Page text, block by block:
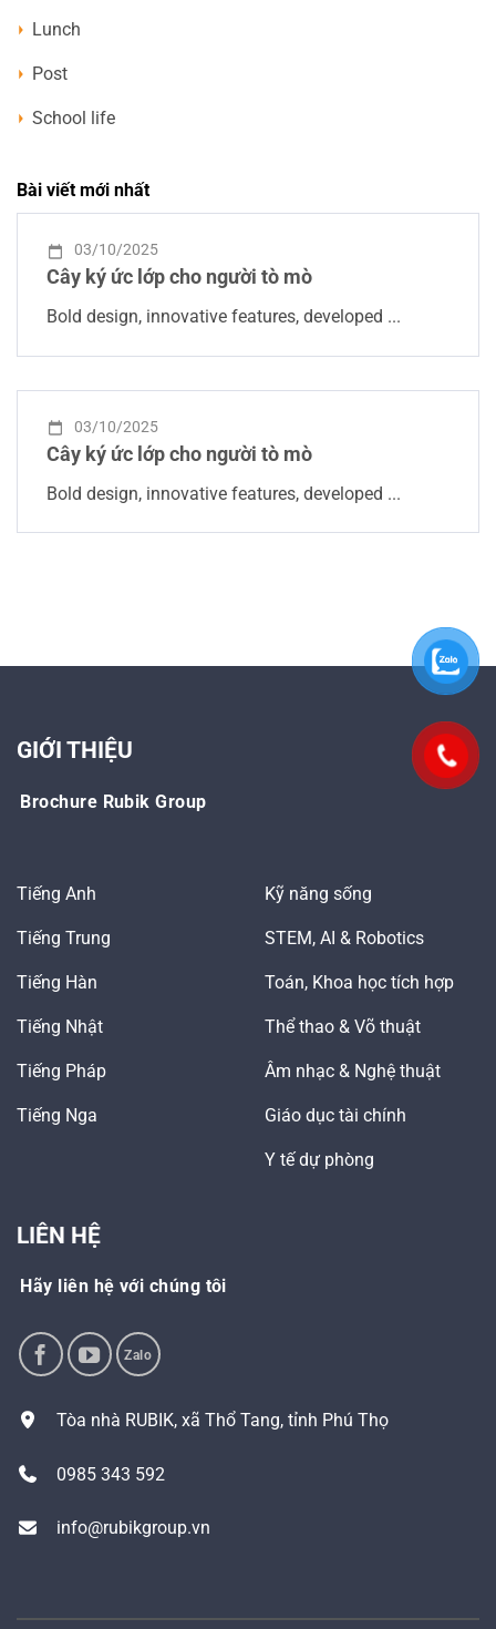
Lunch
Post
School life
Bài viết mới nhất
03/10/2025
Cây ký ức lớp cho người tò mò
Bold design, innovative features, developed ...
03/10/2025
Cây ký ức lớp cho người tò mò
Bold design, innovative features, developed ...
GIỚI THIỆU
Brochure Rubik Group
Tiếng Anh
Tiếng Trung
Tiếng Hàn
Tiếng Nhật
Tiếng Pháp
Tiếng Nga
Kỹ năng sống
STEM, AI & Robotics
Toán, Khoa học tích hợp
Thể thao & Võ thuật
Âm nhạc & Nghệ thuật
Giáo dục tài chính
Y tế dự phòng
LIÊN HỆ
Hãy liên hệ với chúng tôi
Tòa nhà RUBIK, xã Thổ Tang, tỉnh Phú Thọ
0985 343 592
info@rubikgroup.vn